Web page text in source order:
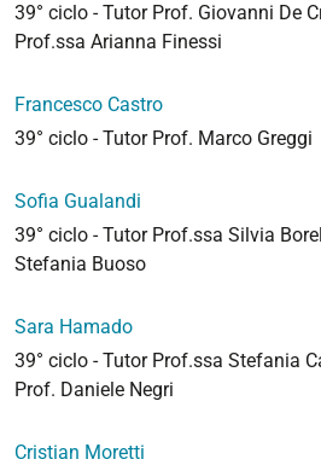
39° ciclo - Tutor Prof. Giovanni De
Prof.ssa Arianna Finessi
Francesco Castro
39° ciclo - Tutor Prof. Marco Greggi
Sofia Gualandi
39° ciclo - Tutor Prof.ssa Silvia
Stefania Buoso
Sara Hamado
39° ciclo - Tutor Prof.ssa Stefania
Prof. Daniele Negri
Cristian Moretti